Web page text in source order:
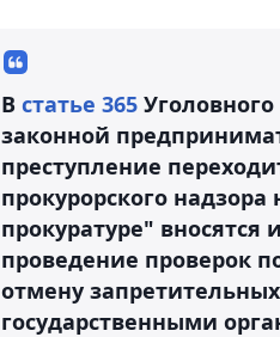
В статье 365
законной
преступление
прокурорского
прокуратуре"
проведение проверок
отмену
государственными